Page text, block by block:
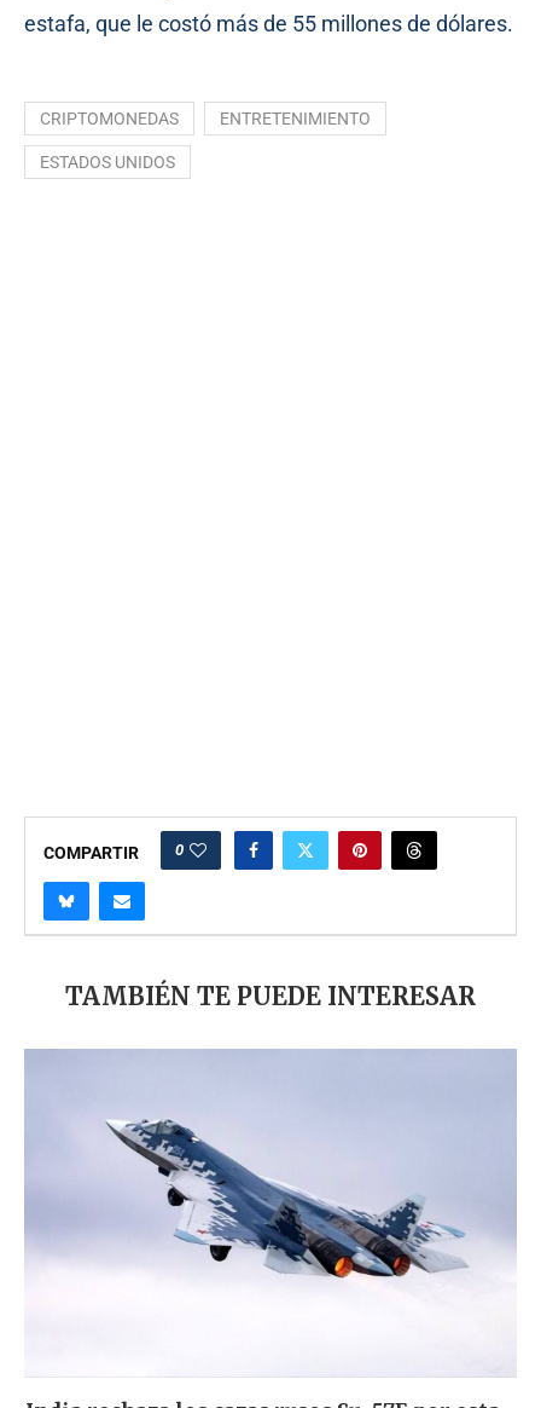
estafa, que le costó más de 55 millones de dólares.
CRIPTOMONEDAS ENTRETENIMIENTO
ESTADOS UNIDOS
COMPARTIR 0
TAMBIÉN TE PUEDE INTERESAR